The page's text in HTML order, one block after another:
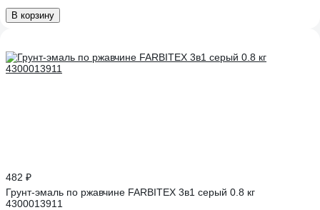
В корзину
482 ₽
Грунт-эмаль по ржавчине FARBITEX 3в1 серый 0.8 кг
4300013911